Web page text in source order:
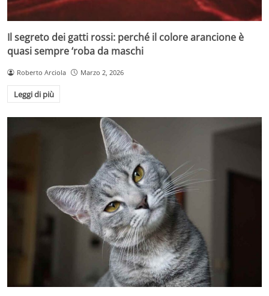
Il segreto dei gatti rossi: perché il colore arancione è
quasi sempre ‘roba da maschi
Roberto Arciola Marzo 2, 2026
Leggi di più